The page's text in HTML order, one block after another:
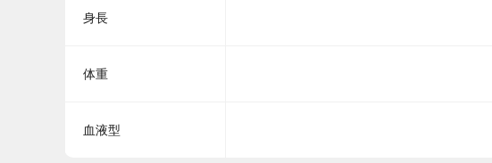
身長
体重
血液型